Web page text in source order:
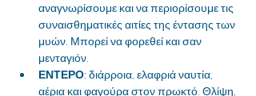
αναγνωρίσουμε και να περιορίσουμε τις
συναισθηματικές αιτίες της έντασης των
μυών. Μπορεί να φορεθεί και σαν
μενταγιόν.
ΕΝΤΕΡΟ: διάρροια, ελαφριά ναυτία,
αέρια και φαγούρα στον πρωκτό. Θλίψη,